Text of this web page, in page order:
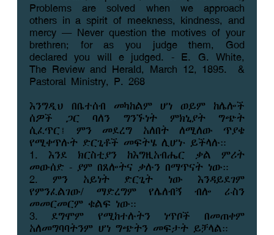
Problems are solved when we approach
others in a spirit of meekness, kindness, and
mercy – Never question the motives of your
brethren; for as you judge them, God
declared you will e judged. - E. G. White,
The Review and Herald, March 12, 1895. &
Pastoral Ministry, P. 268
እንግዲህ በቤተሰብ መካከልም ሆነ ወይም ከሌሎች
ሰዎች ጋር ባለን ግንኙነት ምክኒያት ግጭት
ሲፈጥር፤ ምን መደረግ አለበት ለሚለው ጥያቄ
የሚቀጥሉት ድርጊቶች መፍትሄ ሊሆኑ ይችላሉ።
1. እንደ ክርስቲያን ከእግዚአብሔር ቃል ምሪት
መውሰድ - ያም በጸሎትና ቃሉን በማጥናት ነው።
2. ምን አይነት ድርጊት ነው እንዳይደገም
የምንፈልገው/ ማድረግም የሌለብኝ ብሎ ራስን
መመርመርም ቁልፍ ነው።
3. ደግሞም የሚከተሉትን ነጥቦች በመጠቀም
አለመግባባትንም ሆነ ግጭትን መፍታት ይቻላል።